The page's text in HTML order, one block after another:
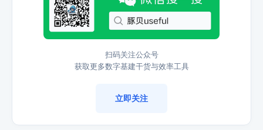
扫码关注公众号
获取更多数字基建干货与效率工具
立即关注